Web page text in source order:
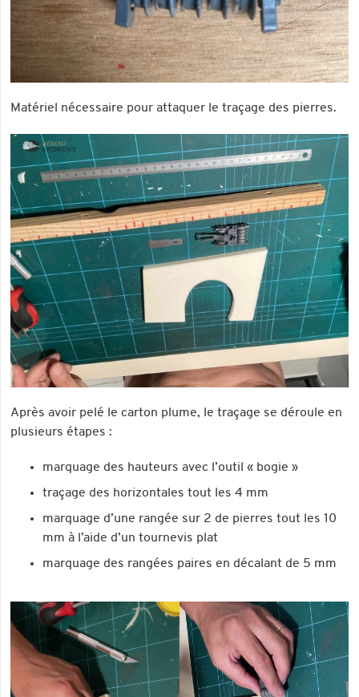
Matériel nécessaire pour attaquer le traçage des pierres.
Après avoir pelé le carton plume, le traçage se déroule en
plusieurs étapes :
marquage des hauteurs avec l’outil « bogie »
traçage des horizontales tout les 4 mm
marquage d’une rangée sur 2 de pierres tout les 10
mm à l’aide d’un tournevis plat
marquage des rangées paires en décalant de 5 mm